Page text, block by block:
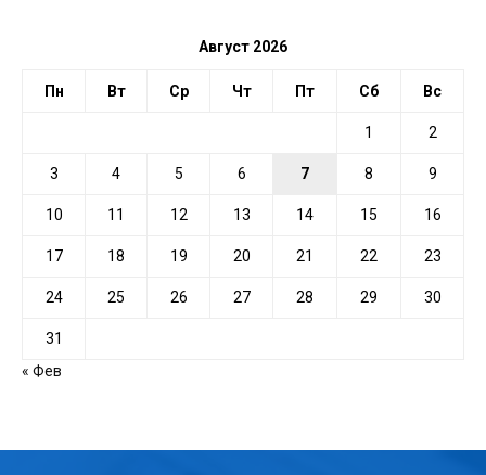
Август 2026
Пн Вт Ср Чт Пт Сб Вс
1 2
3 4 5 6 7 8 9
10 11 12 13 14 15 16
17 18 19 20 21 22 23
24 25 26 27 28 29 30
31
« Фев